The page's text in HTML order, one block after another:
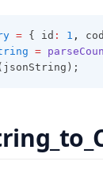
= { id : 1 ,
=